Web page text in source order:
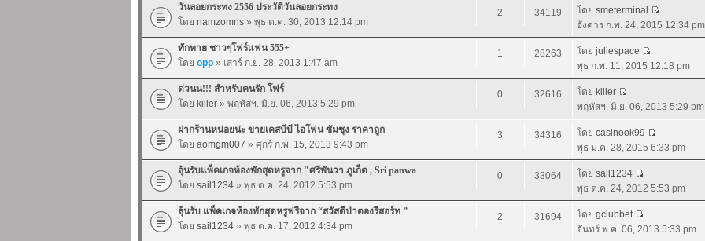
วันลอยกระทง 2556 ประวัติวันลอยกระทง
โดย namzomns » พุธ ต.ค. 30, 2013 12:14 pm
2 34119 โดย smeterminal
อังคาร ก.พ. 24, 2015 12:34 pm
ทักทาย ชาวๆโฟร์แฟน 555+
โดย opp » เสาร์ ก.ย. 28, 2013 1:47 am
1 28263 โดย juliespace
พุธ ก.พ. 11, 2015 12:18 pm
ด่วนน!!! สำหรับคนรัก โฟร์
โดย killer » พฤหัสฯ. มิ.ย. 06, 2013 5:29 pm
0 32616 โดย killer
พฤหัสฯ. มิ.ย. 06, 2013 5:29 pm
ฝากร้านหน่อยน่ะ ขายเคสบีบี ไอโฟน ซัมซุง ราคาถูก
โดย aomgm007 » ศุกร์ ก.พ. 15, 2013 9:43 pm
3 34316 โดย casinook99
พุธ ม.ค. 28, 2015 6:33 pm
ลุ้นรับแพ็คเกจห้องพักสุดหรูจาก "ศรีพันวา ภูเก็ต , Sri panwa
โดย sail1234 » พุธ ต.ค. 24, 2012 5:53 pm
0 33064 โดย sail1234
พุธ ต.ค. 24, 2012 5:53 pm
ลุ้นรับ แพ็คเกจห้องพักสุดหรูฟรีจาก “สวัสดีป่าตองรีสอร์ท ”
โดย sail1234 » พุธ ต.ค. 17, 2012 4:34 pm
2 31694 โดย gclubbet
จันทร์ พ.ค. 06, 2013 5:33 pm